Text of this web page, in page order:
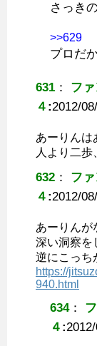
さっき
>>629
プロだ
631 ： フ
４ :2012/
あーりんは
人より二歩
632 ： フ
４ :2012/
あーりんが
深い洞察を
逆にこっち
https://
940.html
634：
４ :